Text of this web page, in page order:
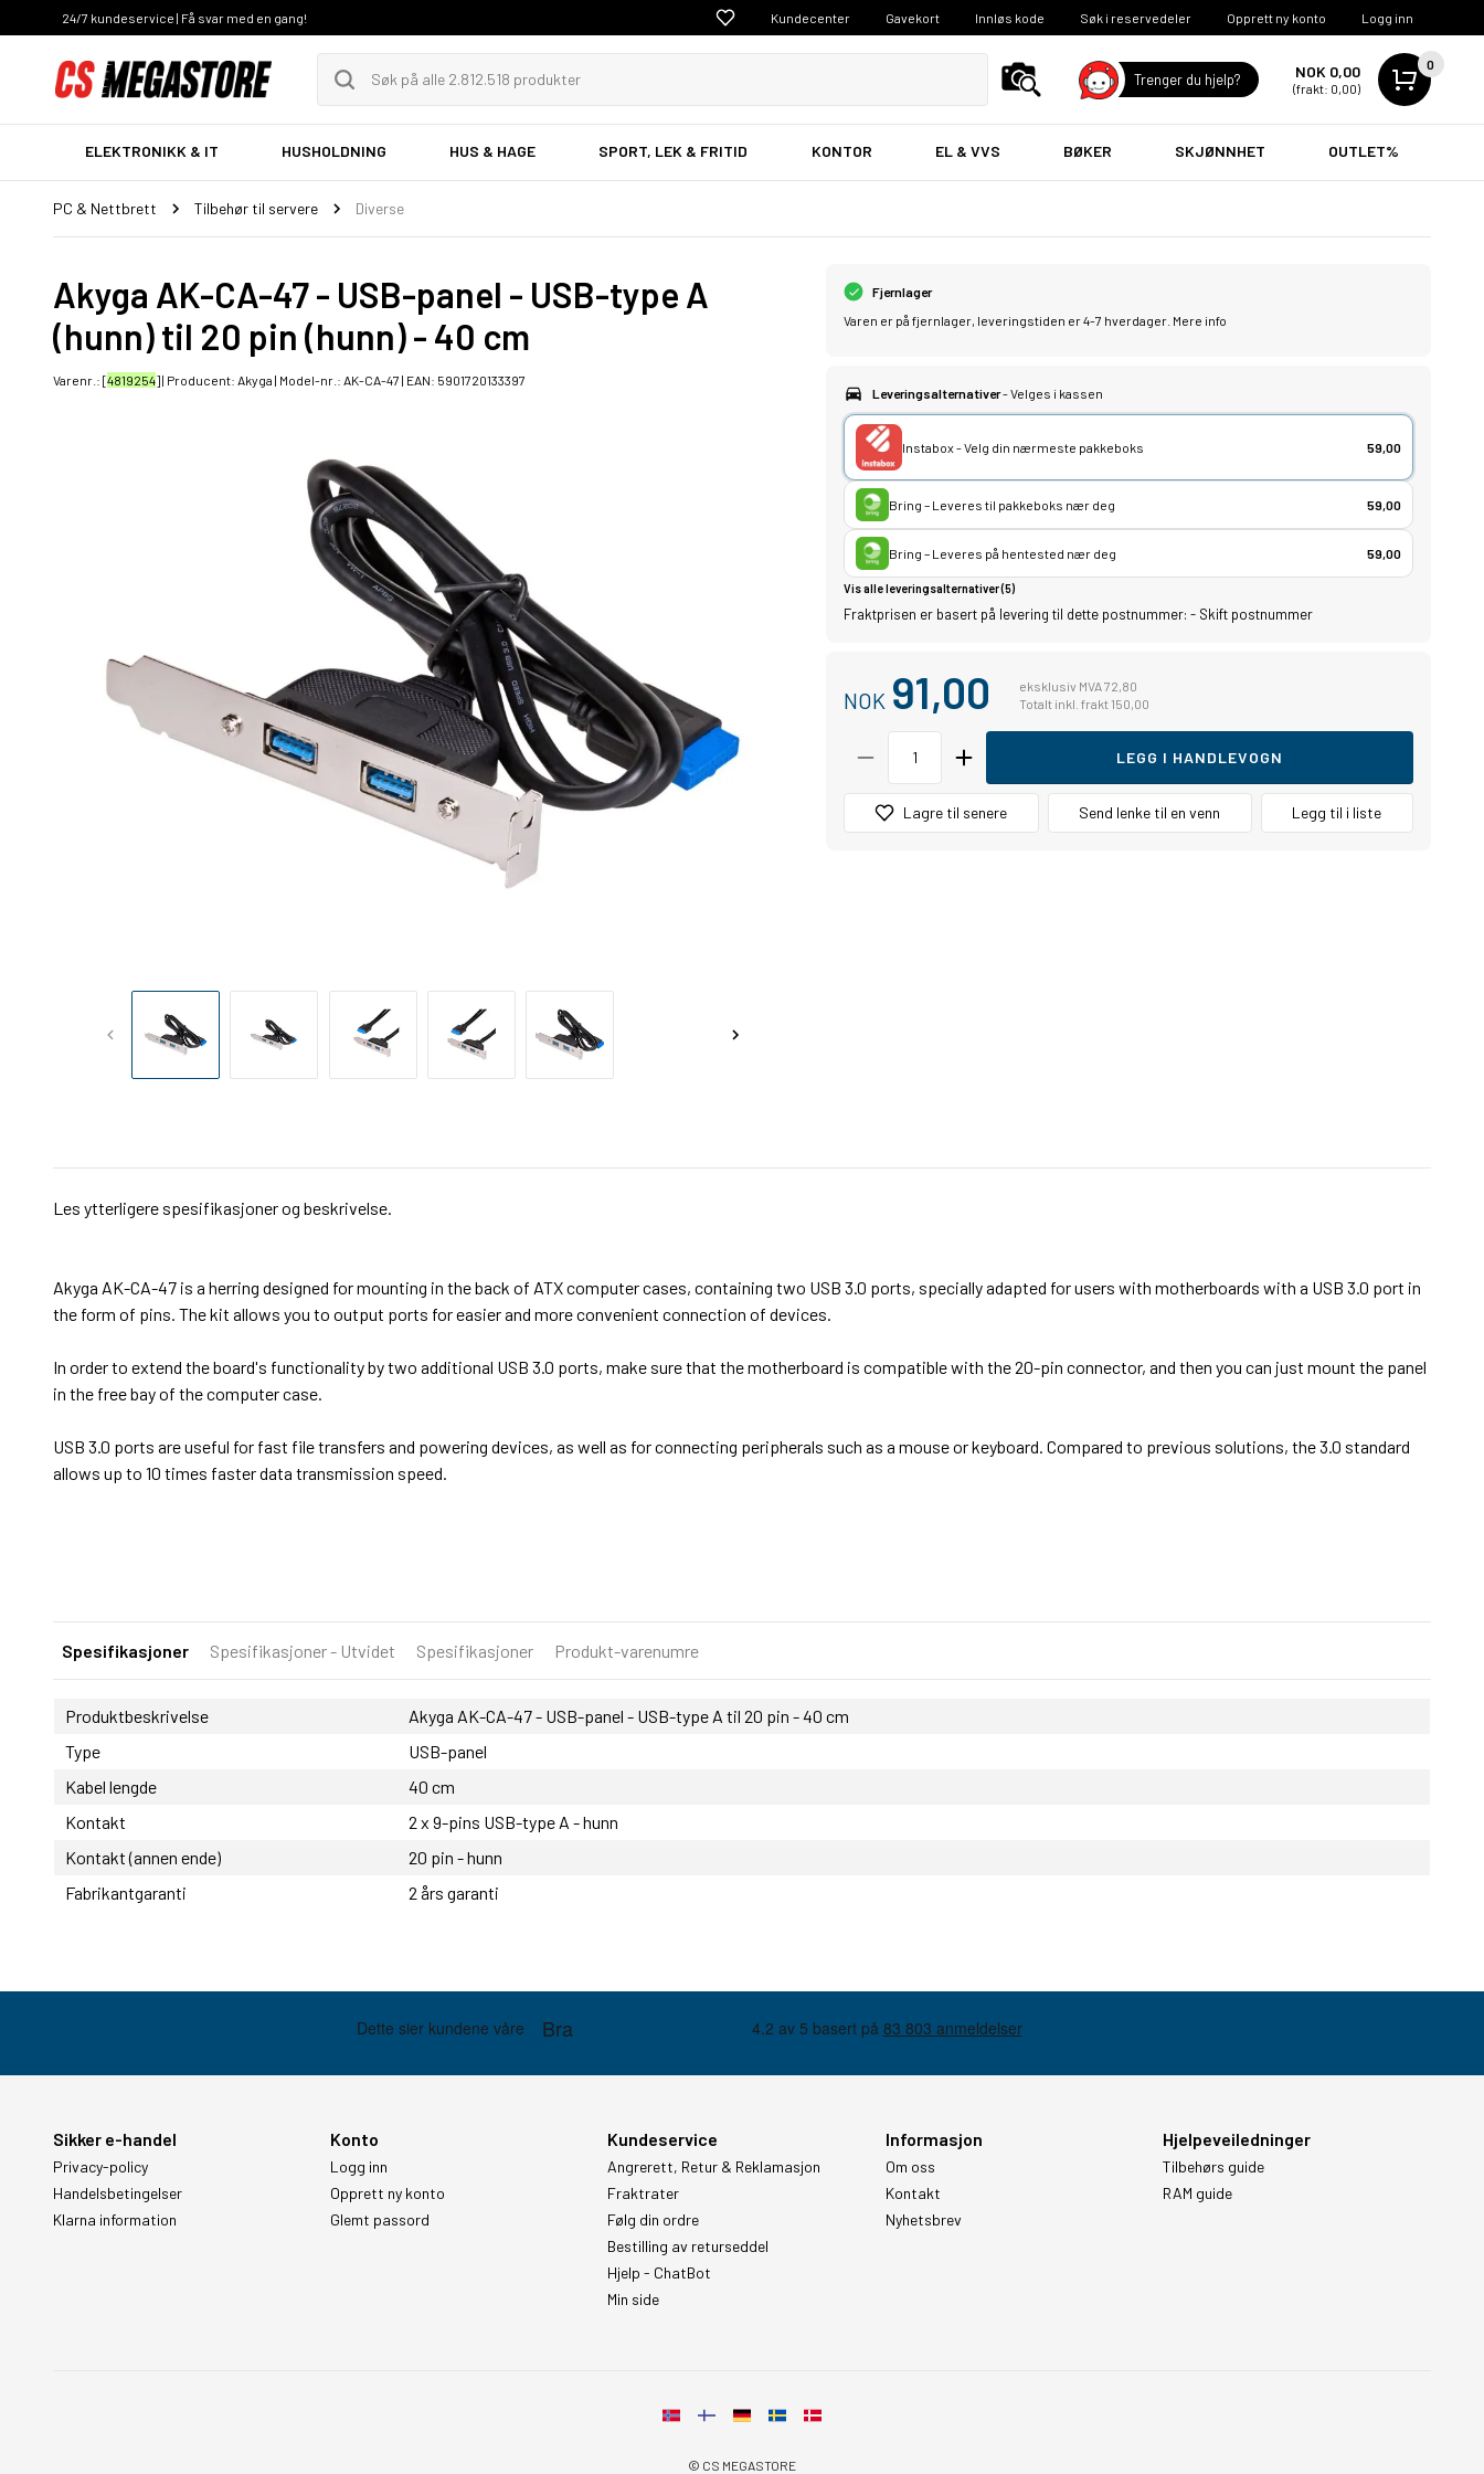
24/7 kundeservice | Få svar med en gang! Kundecenter Gavekort Innløs kode Søk i reservedeler Opprett ny konto Logg inn
Trenger du hjelp? NOK 0,00
(frakt: 0,00)
0
ELEKTRONIKK & IT HUSHOLDNING HUS & HAGE SPORT, LEK & FRITID KONTOR EL & VVS BØKER SKJØNNHET OUTLET%
PC & Nettbrett Tilbehør til servere Diverse
Akyga AK-CA-47 - USB-panel - USB-type A
(hunn) til 20 pin (hunn) - 40 cm
Varenr.: [4819254] | Producent: Akyga | Model-nr.: AK-CA-47 | EAN: 5901720133397
Fjernlager
Varen er på fjernlager, leveringstiden er 4-7 hverdager. Mere info
Leveringsalternativer- Velges i kassen
Instabox - Velg din nærmeste pakkeboks 59,00
Bring – Leveres til pakkeboks nær deg 59,00
Bring – Leveres på hentested nær deg 59,00
Vis alle leveringsalternativer (5)
Fraktprisen er basert på levering til dette postnummer: - Skift postnummer
NOK 91,00
eksklusiv MVA 72,80
Totalt inkl. frakt 150,00
LEGG I HANDLEVOGN
Lagre til senere Send lenke til en venn Legg til i liste
Les ytterligere spesifikasjoner og beskrivelse.
Akyga AK-CA-47 is a herring designed for mounting in the back of ATX computer cases, containing two USB 3.0 ports, specially adapted for users with motherboards with a USB 3.0 port in
the form of pins. The kit allows you to output ports for easier and more convenient connection of devices.
In order to extend the board's functionality by two additional USB 3.0 ports, make sure that the motherboard is compatible with the 20-pin connector, and then you can just mount the panel
in the free bay of the computer case.
USB 3.0 ports are useful for fast file transfers and powering devices, as well as for connecting peripherals such as a mouse or keyboard. Compared to previous solutions, the 3.0 standard
allows up to 10 times faster data transmission speed.
Spesifikasjoner Spesifikasjoner - Utvidet Spesifikasjoner Produkt-varenumre
Produktbeskrivelse
Akyga AK-CA-47 - USB-panel - USB-type A til 20 pin - 40 cm
Type
USB-panel
Kabel lengde
40 cm
Kontakt
2 x 9-pins USB-type A - hunn
Kontakt (annen ende)
20 pin - hunn
Fabrikantgaranti
2 års garanti
Sikker e-handel
Privacy-policy
Handelsbetingelser
Klarna information
Konto
Logg inn
Opprett ny konto
Glemt passord
Kundeservice
Angrerett, Retur & Reklamasjon
Fraktrater
Følg din ordre
Bestilling av returseddel
Hjelp - ChatBot
Min side
Informasjon
Om oss
Kontakt
Nyhetsbrev
Hjelpeveiledninger
Tilbehørs guide
RAM guide
© CS MEGASTORE